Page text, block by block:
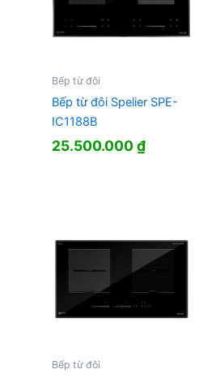
Bếp từ đôi
Bếp từ đôi Spelier SPE-
IC1188B
25.500.000₫
Bếp từ đôi